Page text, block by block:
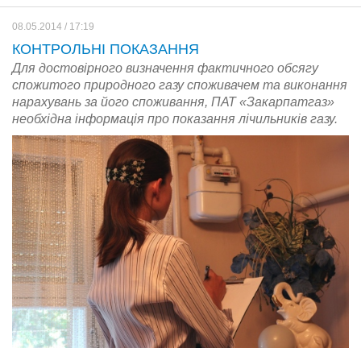
08.05.2014 / 17:19
КОНТРОЛЬНІ ПОКАЗАННЯ
Для достовірного визначення фактичного обсягу
спожитого природного газу споживачем та виконання
нарахувань за його споживання, ПАТ «Закарпатгаз»
необхідна інформація про показання лічильників газу.